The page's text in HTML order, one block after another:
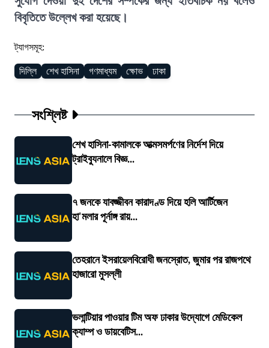
বিবৃতিতে উল্লেখ করা হয়েছে।
ট্যাগসমূহ:
দিল্লি শেখ হাসিনা গণমাধ্যম ক্ষোভ ঢাকা
সংশ্লিষ্ট
শেখ হাসিনা-কামালকে আত্মসমর্পণের নির্দেশ দিয়ে
ট্রাইব্যুনালে বিজ্ঞ...
৭ জনকে যাবজ্জীবন কারাদণ্ড দিয়ে হলি আর্টিজেন
হা'মলার পূর্নাঙ্গ রায়...
তেহরানে ইসরায়েলবিরোধী জনস্রোত, জুমার পর রাজপথে
হাজারো মুসল্লী
ভলান্টিয়ার পাওয়ার টিম অফ ঢাকার উদ্যোগে মেডিকেল
ক্যাম্প ও ডায়বেটিস...